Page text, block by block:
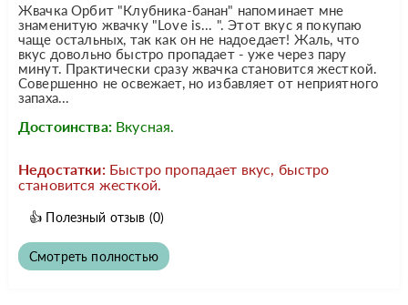
Жвачка Орбит "Клубника-банан" напоминает мне
знаменитую жвачку "Love is... ". Этот вкус я покупаю
чаще остальных, так как он не надоедает! Жаль, что
вкус довольно быстро пропадает - уже через пару
минут. Практически сразу жвачка становится жесткой.
Совершенно не освежает, но избавляет от неприятного
запаха...
Достоинства: Вкусная.
Недостатки: Быстро пропадает вкус, быстро
становится жесткой.
👍 Полезный отзыв (0)
Смотреть полностью